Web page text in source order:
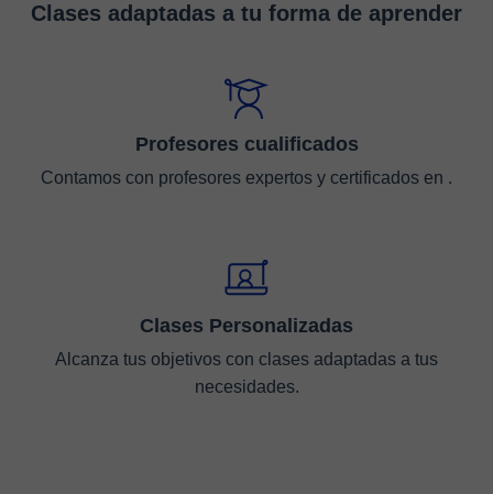
Clases adaptadas a tu forma de aprender
Profesores cualificados
Contamos con profesores expertos y certificados en .
Clases Personalizadas
Alcanza tus objetivos con clases adaptadas a tus
necesidades.